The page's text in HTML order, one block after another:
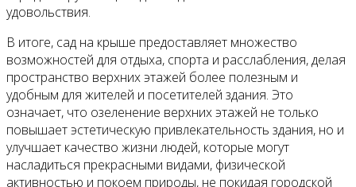
удовольствия.
В итоге, сад на крыше предоставляет множество
возможностей для отдыха, спорта и расслабления, делая
пространство верхних этажей более полезным и
удобным для жителей и посетителей здания. Это
означает, что озеленение верхних этажей не только
повышает эстетическую привлекательность здания, но и
улучшает качество жизни людей, которые могут
насладиться прекрасными видами, физической
активностью и покоем природы, не покидая городской